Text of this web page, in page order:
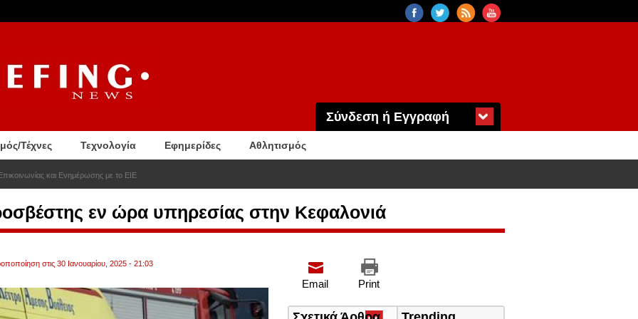
Σύνδεση ή Εγγραφή
Τέχνες Τεχνολογία Εφημερίδες Αθλητισμός
και Ενημέρωσης με το ΕΙΕ
εν ώρα υπηρεσίας στην Κεφαλονιά
στις 30 Ιανουαρίου, 2025 - 21:03
Print
Email